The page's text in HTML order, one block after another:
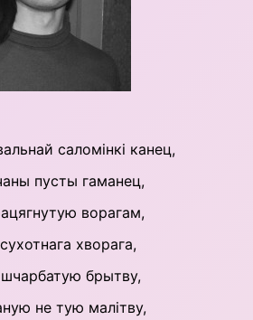
саломінкі канец,
пусты гаманец,
ворагам,
хворага,
брытву,
не тую малітву,